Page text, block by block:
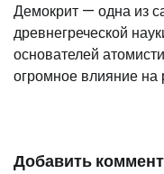
Демокрит — одна из
древнегреческой
основателей
огромное влияние на
Добавить